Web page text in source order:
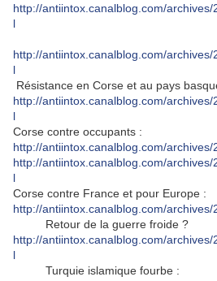
http://antiintox.canalblog.com/
l
http://antiintox.canalblog.com/
l
Résistance en Corse et au pays
http://antiintox.canalblog.com/
l
Corse contre occupants :
http://antiintox.canalblog.com/
http://antiintox.canalblog.com/
l
Corse contre France et pour Europe :
http://antiintox.canalblog.com/
Retour de la guerre froide ?
http://antiintox.canalblog.com/
l
Turquie islamique fourbe :